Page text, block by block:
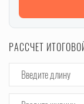
РАССЧЕТ